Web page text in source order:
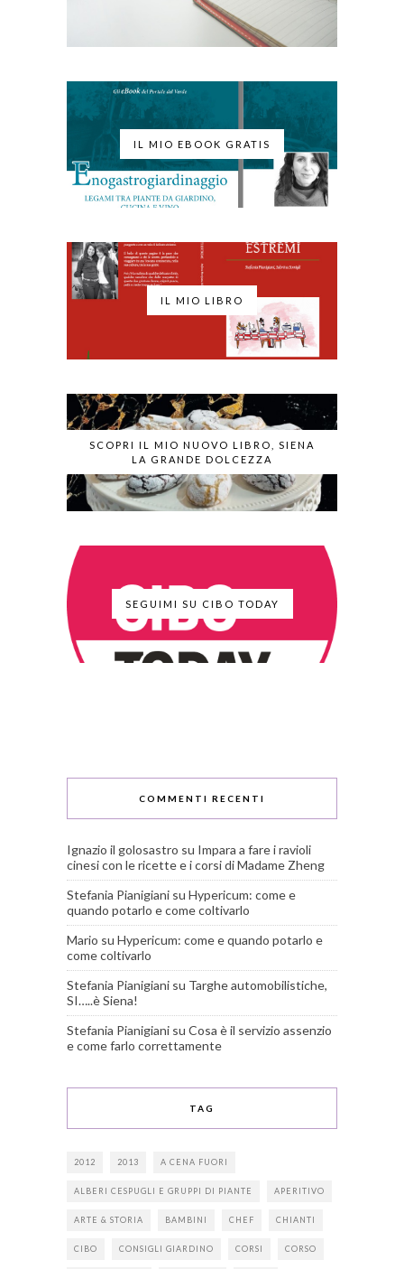
IL MIO EBOOK GRATIS
IL MIO LIBRO
SCOPRI IL MIO NUOVO LIBRO, SIENA
LA GRANDE DOLCEZZA
SEGUIMI SU CIBO TODAY
COMMENTI RECENTI
Ignazio il golosastro su Impara a fare i ravioli
cinesi con le ricette e i corsi di Madame Zheng
Stefania Pianigiani su Hypericum: come e
quando potarlo e come coltivarlo
Mario su Hypericum: come e quando potarlo e
come coltivarlo
Stefania Pianigiani su Targhe automobilistiche,
SI…..è Siena!
Stefania Pianigiani su Cosa è il servizio assenzio
e come farlo correttamente
TAG
2012 2013 A CENA FUORI
ALBERI CESPUGLI E GRUPPI DI PIANTE APERITIVO
ARTE & STORIA BAMBINI CHEF CHIANTI
CIBO CONSIGLI GIARDINO CORSI CORSO